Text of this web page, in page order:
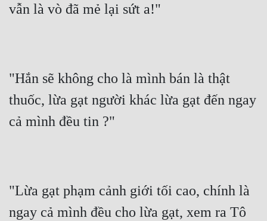
vẫn là vò đã mẻ lại sứt a!"
"Hắn sẽ không cho là mình bán là thật
thuốc, lừa gạt người khác lừa gạt đến ngay
cả mình đều tin ?"
"Lừa gạt phạm cảnh giới tối cao, chính là
ngay cả mình đều cho lừa gạt, xem ra Tô